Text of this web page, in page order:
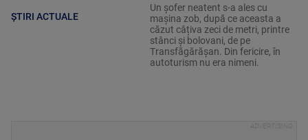
ȘTIRI ACTUALE
Un șofer neatent s-a ales cu
mașina zob, după ce aceasta a
căzut câțiva zeci de metri, printre
stânci și bolovani, de pe
Transfăgărășan. Din fericire, în
autoturism nu era nimeni.